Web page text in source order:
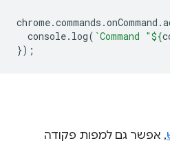
chrome.commands .onCommand .
console. log( `Command "${
});
, אפשר גם למפות פקודה